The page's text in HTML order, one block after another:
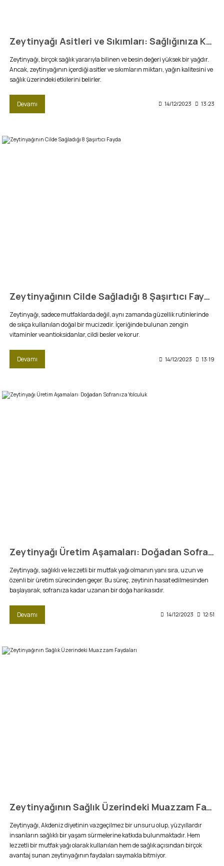
Zeytinyağı Asitleri ve Sıkımları: Sağlığınıza Katkı Sağlayan Altın Damla
Zeytinyağı, birçok sağlık yararıyla bilinen ve besin değeri yüksek bir yağdır.
Ancak, zeytinyağının içerdiği asitler ve sıkımların miktarı, yağın kalitesini ve
sağlık üzerindeki etkilerini belirler.
Devamı 14/12/2023 13:23
Zeytinyağının Cilde Sağladığı 8 Şaşırtıcı Fayda
Zeytinyağı, sadece mutfaklarda değil, aynı zamanda güzellik rutinlerinde
de sıkça kullanılan doğal bir mucizedir. İçeriğinde bulunan zengin
vitaminler ve antioksidanlar, cildi besler ve korur.
Devamı 14/12/2023 13:19
Zeytinyağı Üretim Aşamaları: Doğadan Sofranıza Yolculuk
Zeytinyağı, sağlıklı ve lezzetli bir mutfak yağı olmanın yanı sıra, uzun ve
özenli bir üretim sürecinden geçer. Bu süreç, zeytinin hasat edilmesinden
başlayarak, sofranıza kadar uzanan bir doğa harikasıdır.
Devamı 14/12/2023 12:51
Zeytinyağının Sağlık Üzerindeki Muazzam Faydaları
Zeytinyağı, Akdeniz diyetinin vazgeçilmez bir unsuru olup, yüzyıllardır
insanların sağlıklı bir yaşam sürmelerine katkıda bulunmaktadır. Hem
lezzetli bir mutfak yağı olarak kullanılan hem de sağlık açısından birçok
avantaj sunan zeytinyağının faydaları saymakla bitmiyor.